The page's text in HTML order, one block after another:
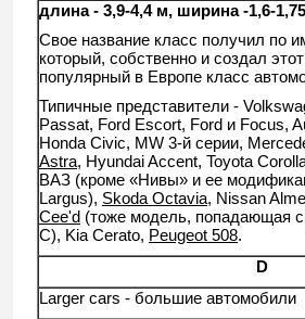
длина - 3,9-4,4 м, ширина -1,6-
Свое название класс получил по
который, собственно и создал
популярный в Европе класс
Типичные представители -
Passat, Ford Escort, Ford и Focus,
Honda Civic, MW 3-й серии,
Astra, Hyundai Accent, Toyota
ВАЗ (кроме «Нивы» и ее
Largus), Skoda Octavia, Nissan
Cee'd (тоже модель, попадающая
C), Kia Cerato, Peugeot 508.
D
Larger cars - большие автомобили